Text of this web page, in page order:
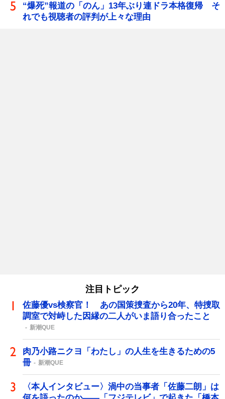
“爆死”報道の「のん」13年ぶり連ドラ本格復帰 そ
れでも視聴者の評判が上々な理由
注目トピック
佐藤優vs検察官！ あの国策捜査から20年、特捜取
調室で対峙した因縁の二人がいま語り合ったこと
新潮QUE
肉乃小路ニクヨ「わたし」の人生を生きるための5
冊
新潮QUE
〈本人インタビュー〉渦中の当事者「佐藤二朗」は